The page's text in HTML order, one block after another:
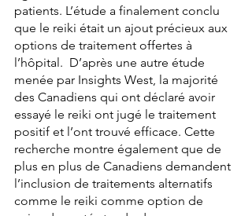
patients. L’étude a finalement conclu
que le reiki était un ajout précieux aux
options de traitement offertes à
l’hôpital.  D’après une autre étude
menée par Insights West, la majorité
des Canadiens qui ont déclaré avoir
essayé le reiki ont jugé le traitement
positif et l’ont trouvé efficace. Cette
recherche montre également que de
plus en plus de Canadiens demandent
l’inclusion de traitements alternatifs
comme le reiki comme option de